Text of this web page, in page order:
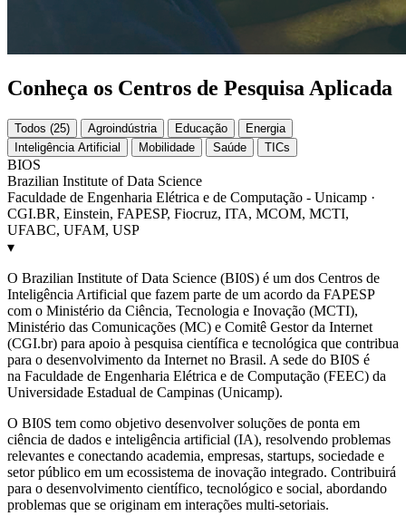
Conheça os Centros de Pesquisa Aplicada
Todos (25) Agroindústria Educação
Energia
Inteligência Artificial
Mobilidade Saúde TICs
BIOS
Brazilian Institute of Data Science
Faculdade de Engenharia Elétrica e de Computação - Unicamp ·
CGI.BR, Einstein, FAPESP, Fiocruz, ITA, MCOM, MCTI,
UFABC, UFAM, USP
▾
O Brazilian Institute of Data Science (BI0S) é um dos Centros de
Inteligência Artificial que fazem parte de um acordo da FAPESP
com o Ministério da Ciência, Tecnologia e Inovação (MCTI),
Ministério das Comunicações (MC) e Comitê Gestor da Internet
(CGI.br) para apoio à pesquisa científica e tecnológica que contribua
para o desenvolvimento da Internet no Brasil. A sede do BI0S é
na Faculdade de Engenharia Elétrica e de Computação (FEEC) da
Universidade Estadual de Campinas (Unicamp).
O BI0S tem como objetivo desenvolver soluções de ponta em
ciência de dados e inteligência artificial (IA), resolvendo problemas
relevantes e conectando academia, empresas, startups, sociedade e
setor público em um ecossistema de inovação integrado. Contribuirá
para o desenvolvimento científico, tecnológico e social, abordando
problemas que se originam em interações multi-setoriais.